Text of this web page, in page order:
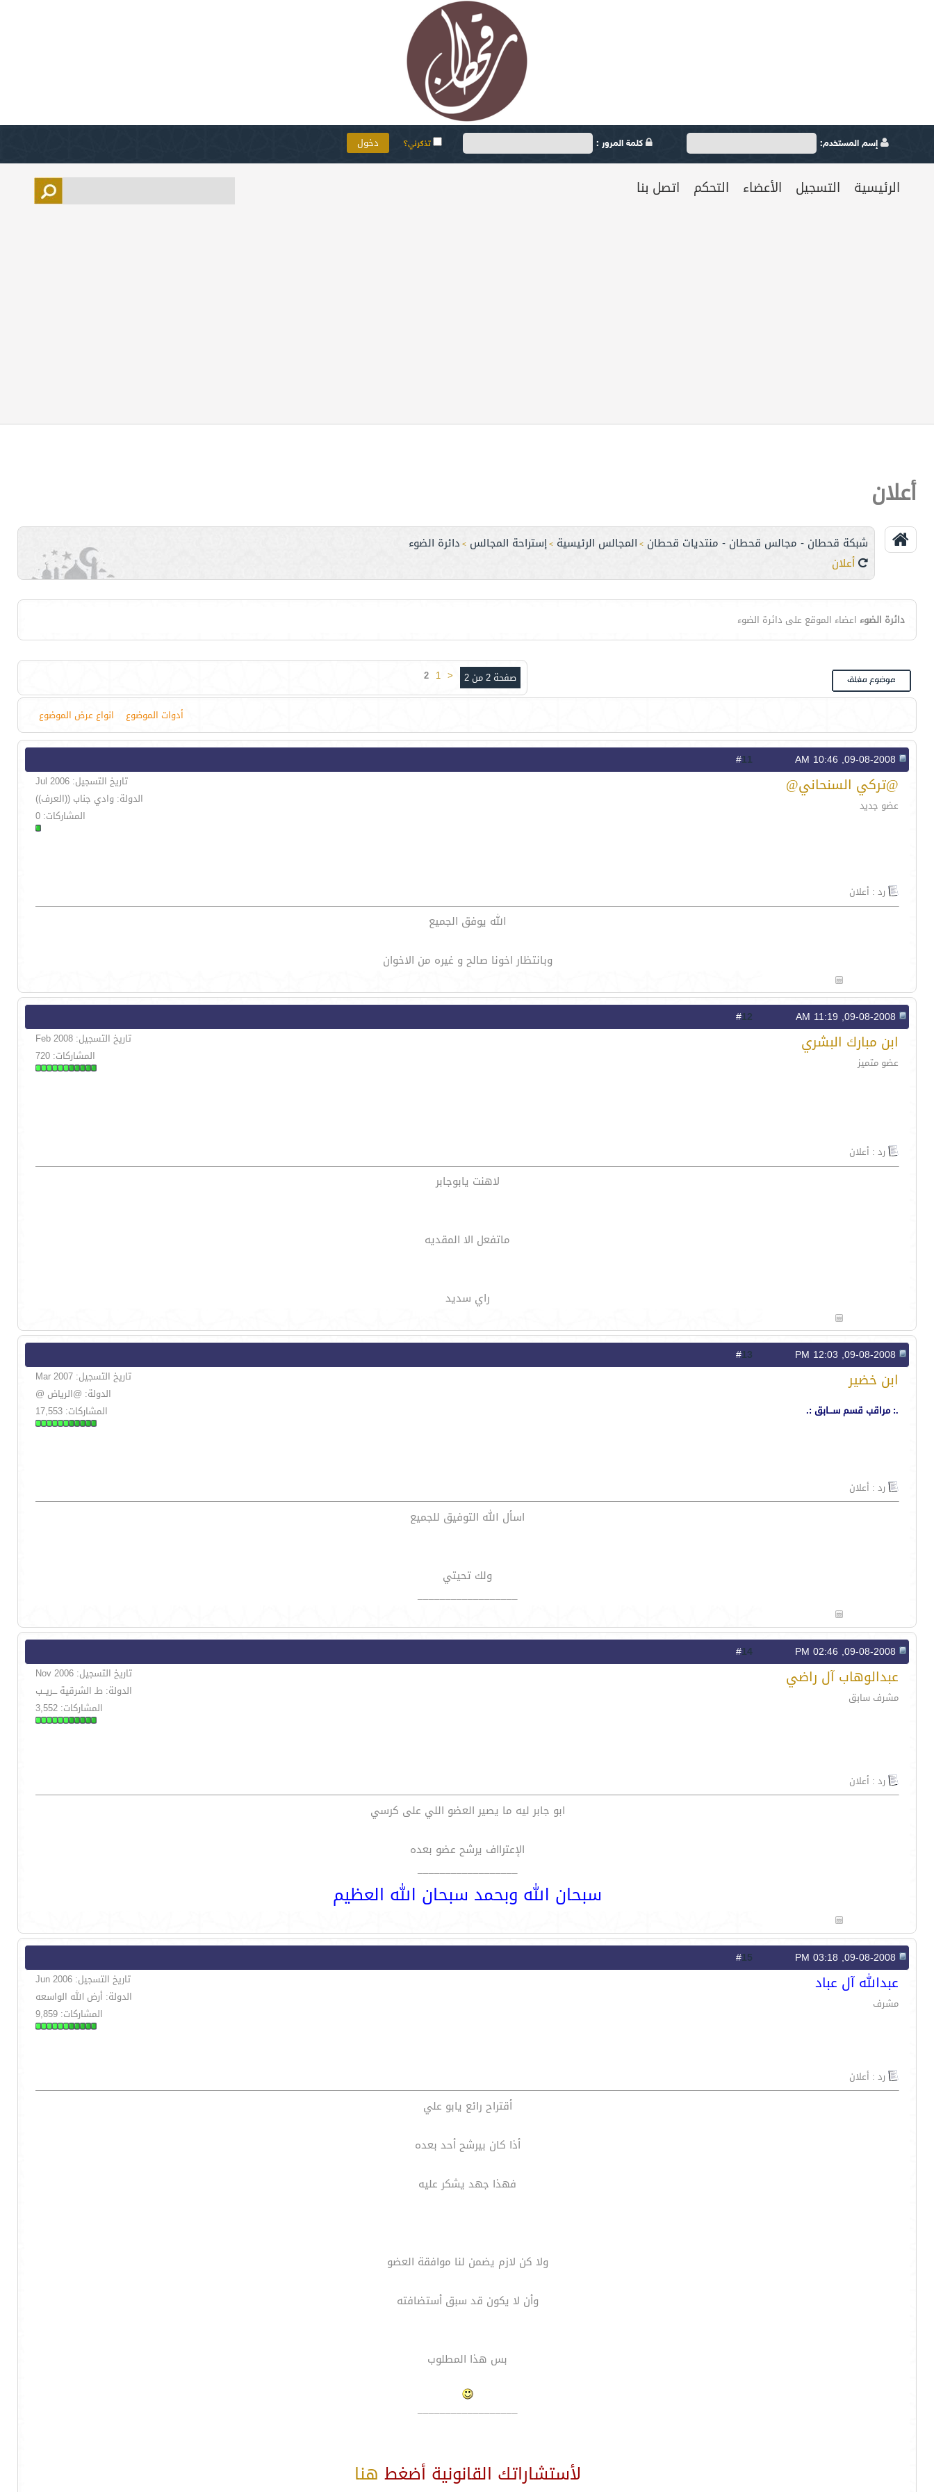
إسم المستخدم: كلمة المرور : تذكرني؟
الرئيسية التسجيل الأعضاء التحكم اتصل بنا
أعلان
شبكة قحطان - مجالس قحطان - منتديات قحطان > المجالس الرئيسية >إستراحة المجالس > دائرة الضوء
أعلان
دائرة الضوء اعضاء الموقع على دائرة الضوء
صفحة 2 من 2 <
1
2
أدوات الموضوع انواع عرض الموضوع
11
@تركي السنحاني@
عضو جديد
تاريخ التسجيل: Jul 2006
الدولة: وادي جناب ((العرف))
المشاركات: 0
رد : أعلان
الله يوفق الجميع
وبانتظار اخونا صالح و غيره من الاخوان
12
ابن مبارك البشري
عضو متميز
تاريخ التسجيل: Feb 2008
المشاركات: 720
رد : أعلان
لاهنت يابوجابر
ماتفعل الا المقديه
راي سديد
13
ابن خضير
.: مراقب قسم ســـابق :.
تاريخ التسجيل: Mar 2007
الدولة: @الرياض @
المشاركات: 17,553
رد : أعلان
اسأل الله التوفيق للجميع
ولك تحيتي
__________________
#
14
عبدالوهاب آل راضي
مشرف سابق
تاريخ التسجيل: Nov 2006
الدولة: طـ الشرقية ـــريــب
المشاركات: 3,552
رد : أعلان
ابو جابر ليه ما يصير العضو اللي على كرسي
الإعترااف يرشح عضو بعده
__________________
سبحان الله وبحمد سبحان الله العظيم
15
عبدالله آل عباد
مشرف
تاريخ التسجيل: Jun 2006
الدولة: أرض الله الواسعه
المشاركات: 9,859
رد : أعلان
أقتراح رائع يابو علي
أذا كان بيرشح أحد بعده
فهذا جهد يشكر عليه
ولا كن لازم يضمن لنا موافقة العضو
وأن لا يكون قد سبق أستضافته
بس هذا المطلوب
__________________
لأستشاراتك القانونية أضغط هنا